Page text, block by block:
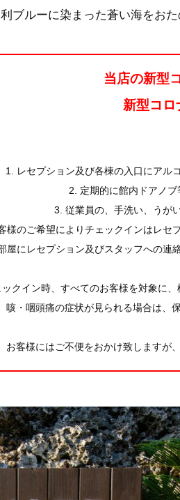
ブルーに染まった蒼い海をおた
当店の新型
新型コロ
1. レセプション及び各棟の入口にアル
2. 定期的に館内ドアノブ
3. 従業員の、手洗い、うが
様のご希望によりチェックインはレセ
屋にレセプション及びスタッフへの連
クイン時、すべてのお客様を対象に
咳・咽頭痛の症状が見られる場合は、
お客様にはご不便をおかけ致しますが